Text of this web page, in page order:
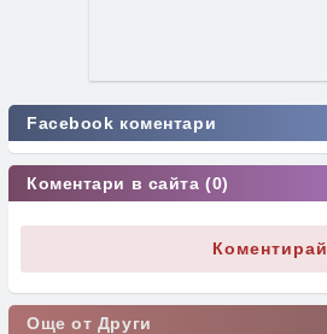
Facebook коментари
Коментари в сайта (0)
Коментирай
Още от Други